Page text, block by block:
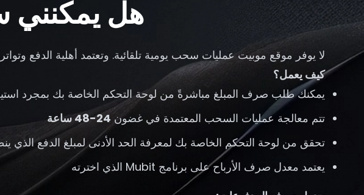
هل يمكنني
لا يوفر موقع موبيت عمليات سحب يومية تلقائية. وتعتمد أهلية الدفع
كيف يعمل؟
يمكنك طلب صرف المبلغ مباشرةً من لوحة التحكم الخاصة بك بمجرد
تتم معالجة عمليات السحب المعتمدة في غضون 24-48 ساعة
تحقق من لوحة التحكم الخاصة بك لمعرفة الحد الأدنى لمبلغ الدفع الذي
يعتمد معدل صرف الأرباح على برنامج Mubit الذي اخترته